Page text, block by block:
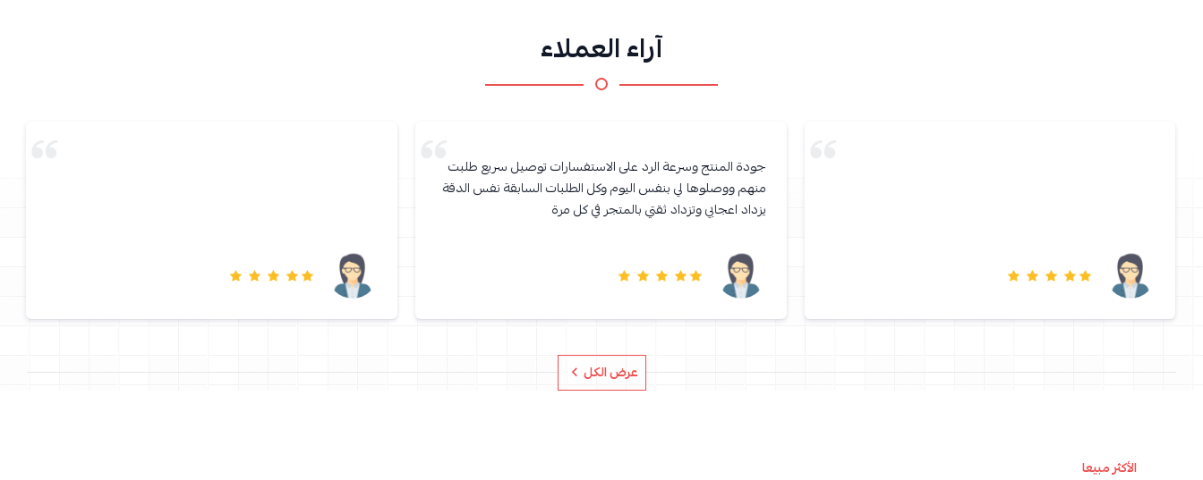
آراء العملاء
جودة المنتج وسرعة الرد على الاستفسارات توصيل سريع طلبت
منهم ووصلوها لي بنفس اليوم وكل الطلبات السابقة نفس الدقة
يزداد اعجابي وتزداد ثقتي بالمتجر في كل مرة
عرض الكل
الأكثر مبيعا